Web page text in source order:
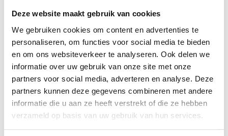
Deze website maakt gebruik van cookies
We gebruiken cookies om content en advertenties te
personaliseren, om functies voor social media te bieden
en om ons websiteverkeer te analyseren. Ook delen we
informatie over uw gebruik van onze site met onze
partners voor social media, adverteren en analyse. Deze
partners kunnen deze gegevens combineren met andere
informatie die u aan ze heeft verstrekt of die ze hebben
verzameld op basis van uw gebruik van hun services.
Geef aan tot welk domein jouw vraag behoort
KIES EEN DOMEIN
Jouw vraag